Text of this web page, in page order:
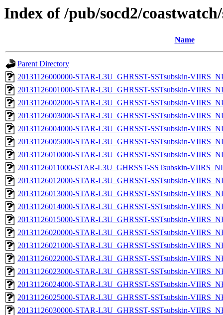
Index of /pub/socd2/
Name
Parent Directory
20131126000000-STAR-L3U_GHRSST-SSTsubskin-
20131126001000-STAR-L3U_GHRSST-SSTsubskin-
20131126002000-STAR-L3U_GHRSST-SSTsubskin-
20131126003000-STAR-L3U_GHRSST-SSTsubskin-
20131126004000-STAR-L3U_GHRSST-SSTsubskin-
20131126005000-STAR-L3U_GHRSST-SSTsubskin-
20131126010000-STAR-L3U_GHRSST-SSTsubskin-
20131126011000-STAR-L3U_GHRSST-SSTsubskin-
20131126012000-STAR-L3U_GHRSST-SSTsubskin-
20131126013000-STAR-L3U_GHRSST-SSTsubskin-
20131126014000-STAR-L3U_GHRSST-SSTsubskin-
20131126015000-STAR-L3U_GHRSST-SSTsubskin-
20131126020000-STAR-L3U_GHRSST-SSTsubskin-
20131126021000-STAR-L3U_GHRSST-SSTsubskin-
20131126022000-STAR-L3U_GHRSST-SSTsubskin-
20131126023000-STAR-L3U_GHRSST-SSTsubskin-
20131126024000-STAR-L3U_GHRSST-SSTsubskin-
20131126025000-STAR-L3U_GHRSST-SSTsubskin-
20131126030000-STAR-L3U_GHRSST-SSTsubskin-